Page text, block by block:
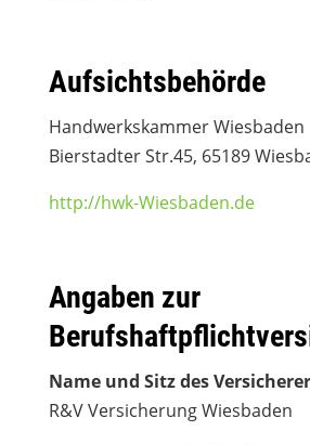
Aufsichtsbehörde
Handwerkskammer Wiesbaden
Bierstadter Str.45, 65189
http://hwk-Wiesbaden.de
Angaben zur
Name und Sitz des
R&V Versicherung Wiesbaden